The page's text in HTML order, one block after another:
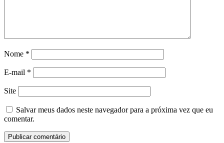
Nome *
E-mail *
Site
Salvar meus dados neste navegador para a próxima vez que eu
comentar.